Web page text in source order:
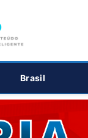
Brasil